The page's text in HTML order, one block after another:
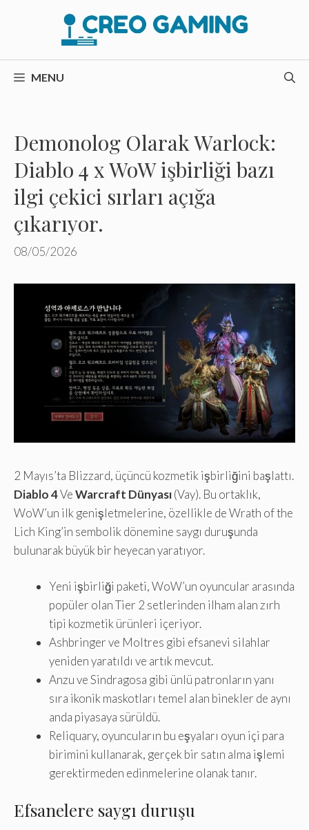
MENU
Demonolog Olarak Warlock:
Diablo 4 x WoW işbirliği bazı
ilgi çekici sırları açığa
çıkarıyor.
08/05/2026
2 Mayıs’ta Blizzard, üçüncü kozmetik işbirliğini başlattı.
Diablo 4VeWarcraft Dünyası(Vay). Bu ortaklık,
WoW’un ilk genişletmelerine, özellikle de Wrath of the
Lich King’in sembolik dönemine saygı duruşunda
bulunarak büyük bir heyecan yaratıyor.
Yeni işbirliği paketi, WoW’un oyuncular arasında
popüler olan Tier 2 setlerinden ilham alan zırh
tipi kozmetik ürünleri içeriyor.
Ashbringer ve Moltres gibi efsanevi silahlar
yeniden yaratıldı ve artık mevcut.
Anzu ve Sindragosa gibi ünlü patronların yanı
sıra ikonik maskotları temel alan binekler de aynı
anda piyasaya sürüldü.
Reliquary, oyuncuların bu eşyaları oyun içi para
birimini kullanarak, gerçek bir satın alma işlemi
gerektirmeden edinmelerine olanak tanır.
Efsanelere saygı duruşu